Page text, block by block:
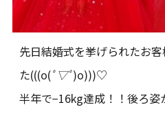
先日結婚式を挙げられたお
た(((o(ﾟ▽ﾟ)o)))♡
半年で−16kg達成！！後ろ姿